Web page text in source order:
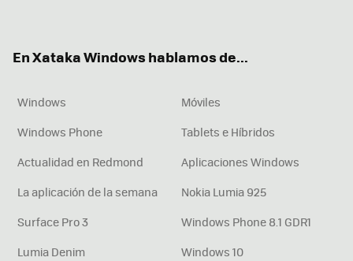
En Xataka Windows hablamos de...
Windows
Móviles
Windows Phone
Tablets e Híbridos
Actualidad en Redmond
Aplicaciones Windows
La aplicación de la semana
Nokia Lumia 925
Surface Pro 3
Windows Phone 8.1 GDR1
Lumia Denim
Windows 10